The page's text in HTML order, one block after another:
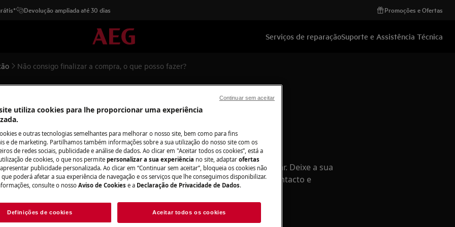
Devolução ampliada até 30 dias Promoções e Ofertas
Serviços de reparaçãoSuporte e Assistência Técnica
Não consigo finalizar a compra, o que posso fazer?
o que posso fazer?
de diversos canais,
de contactos do nosso site.
Contacto
Teremos todo o prazer em ajudar. Deixe a sua
pergunta e os seus dados de contacto e
responderemos brevemente.
utiliza cookies para lhe proporcionar uma experiência
e outras tecnologias semelhantes para melhorar o nosso site, bem como para fins
e de marketing. Partilhamos também informações sobre a sua utilização do nosso site com os
de redes sociais, publicidade e análise de dados. Ao clicar em "Aceitar todos os cookies”, está a
de cookies, o que nos permite personalizar a sua experiência no site, adaptar ofertas
publicidade personalizada. Ao clicar em “Continuar sem aceitar”, bloqueia os cookies não
que poderá afetar a sua experiência de navegação e os serviços que lhe conseguimos disponibilizar.
consulte o nosso Aviso de Cookies e a Declaração de Privacidade de Dados.
Definições de cookies Aceitar todos os cookies
Continuar sem aceitar